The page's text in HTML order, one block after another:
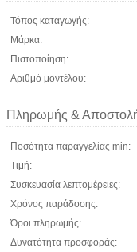
Τόπος καταγωγής:
Μάρκα:
Πιστοποίηση:
Αριθμό μοντέλου:
Πληρωμής &
Ποσότητα παραγγελίας min:
Τιμή:
Συσκευασία λεπτομέρειες:
Χρόνος παράδοσης:
Όροι πληρωμής:
Δυνατότητα προσφοράς: